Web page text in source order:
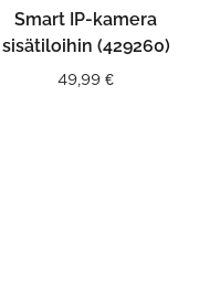
Smart IP-kamera
sisätiloihin (429260)
49,99 €